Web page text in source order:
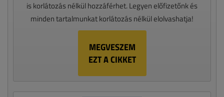
is korlátozás nélkül hozzáférhet. Legyen előfizetőnk és
minden tartalmunkat korlátozás nélkül elolvashatja!
MEGVESZEM
EZT A CIKKET